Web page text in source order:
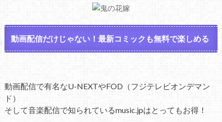
動画配信だけじゃない！最新コミックも無料で楽しめる
動画配信で有名なU-NEXTやFOD（フジテレビオンデマン
ド）
そして音楽配信で知られているmusic.jpはとってもお得！